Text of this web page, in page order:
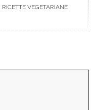
RICETTE VEGETARIANE